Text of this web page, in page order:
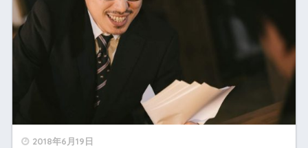
2018年6月19日